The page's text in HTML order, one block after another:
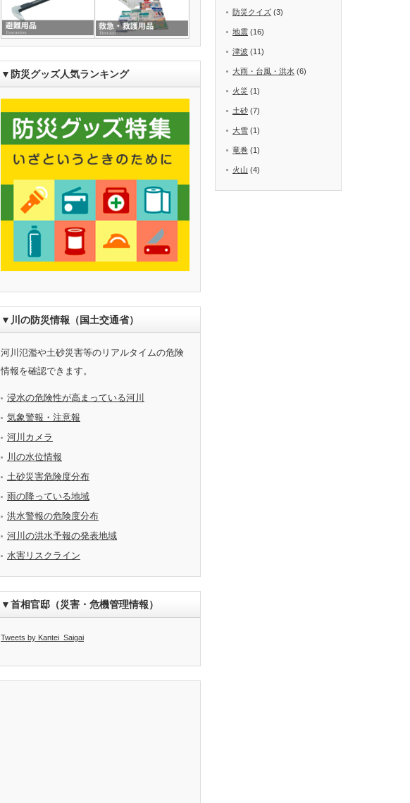
▼防災グッズ人気ランキング
▼川の防災情報（国土交通省）
河川氾濫や土砂災害等のリアルタイムの危険
情報を確認できます。
浸水の危険性が高まっている河川
気象警報・注意報
河川カメラ
川の水位情報
土砂災害危険度分布
雨の降っている地域
洪水警報の危険度分布
河川の洪水予報の発表地域
水害リスクライン
▼首相官邸（災害・危機管理情報）
Tweets by Kantei_Saigai
防災クイズ (3)
地震 (16)
津波 (11)
大雨・台風・洪水 (6)
火災 (1)
土砂 (7)
大雪 (1)
竜巻 (1)
火山 (4)